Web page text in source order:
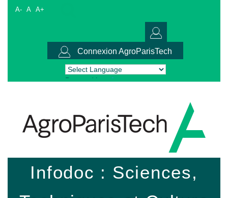
A- A A+
Connexion AgroParisTech
Powered by Translate
Infodoc : Sciences,